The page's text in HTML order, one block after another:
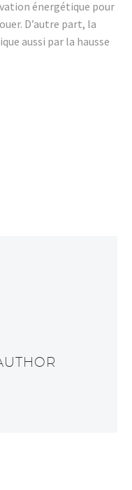
énergétique pour
D’autre part, la
aussi par la hausse